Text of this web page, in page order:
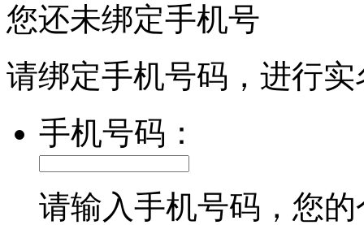
您还未绑定手机号
请绑定手机号码，进行
手机号码：
请输入手机号码，您